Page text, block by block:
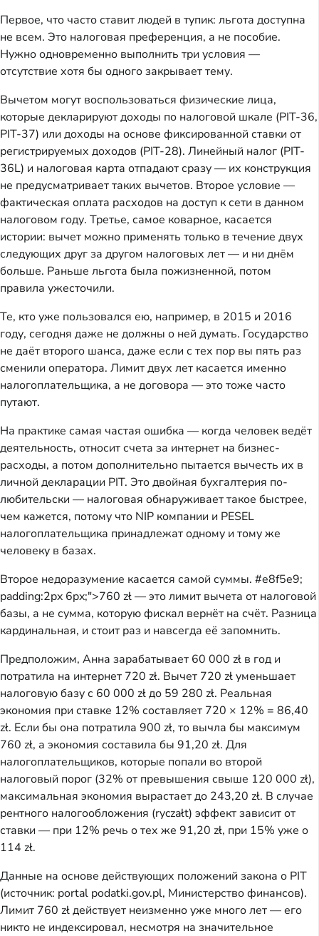
Первое, что часто ставит людей в тупик: льгота доступна
не всем. Это налоговая преференция, а не пособие.
Нужно одновременно выполнить три условия —
отсутствие хотя бы одного закрывает тему.
Вычетом могут воспользоваться физические лица,
которые декларируют доходы по налоговой шкале (PIT-36,
PIT-37) или доходы на основе фиксированной ставки от
регистрируемых доходов (PIT-28). Линейный налог (PIT-
36L) и налоговая карта отпадают сразу — их конструкция
не предусматривает таких вычетов. Второе условие —
фактическая оплата расходов на доступ к сети в данном
налоговом году. Третье, самое коварное, касается
истории: вычет можно применять только в течение двух
следующих друг за другом налоговых лет — и ни днём
больше. Раньше льгота была пожизненной, потом
правила ужесточили.
Те, кто уже пользовался ею, например, в 2015 и 2016
году, сегодня даже не должны о ней думать. Государство
не даёт второго шанса, даже если с тех пор вы пять раз
сменили оператора. Лимит двух лет касается именно
налогоплательщика, а не договора — это тоже часто
путают.
На практике самая частая ошибка — когда человек ведёт
деятельность, относит счета за интернет на бизнес-
расходы, а потом дополнительно пытается вычесть их в
личной декларации PIT. Это двойная бухгалтерия по-
любительски — налоговая обнаруживает такое быстрее,
чем кажется, потому что NIP компании и PESEL
налогоплательщика принадлежат одному и тому же
человеку в базах.
Второе недоразумение касается самой суммы. #e8f5e9;
padding:2px 6px;">760 zł — это лимит вычета от налоговой
базы, а не сумма, которую фискал вернёт на счёт. Разница
кардинальная, и стоит раз и навсегда её запомнить.
Предположим, Анна зарабатывает 60 000 zł в год и
потратила на интернет 720 zł. Вычет 720 zł уменьшает
налоговую базу с 60 000 zł до 59 280 zł. Реальная
экономия при ставке 12% составляет 720 × 12% = 86,40
zł. Если бы она потратила 900 zł, то вычла бы максимум
760 zł, а экономия составила бы 91,20 zł. Для
налогоплательщиков, которые попали во второй
налоговый порог (32% от превышения свыше 120 000 zł),
максимальная экономия вырастает до 243,20 zł. В случае
рентного налогообложения (ryczałt) эффект зависит от
ставки — при 12% речь о тех же 91,20 zł, при 15% уже о
114 zł.
Данные на основе действующих положений закона о PIT
(источник: portal podatki.gov.pl, Министерство финансов).
Лимит 760 zł действует неизменно уже много лет — его
никто не индексировал, несмотря на значительное